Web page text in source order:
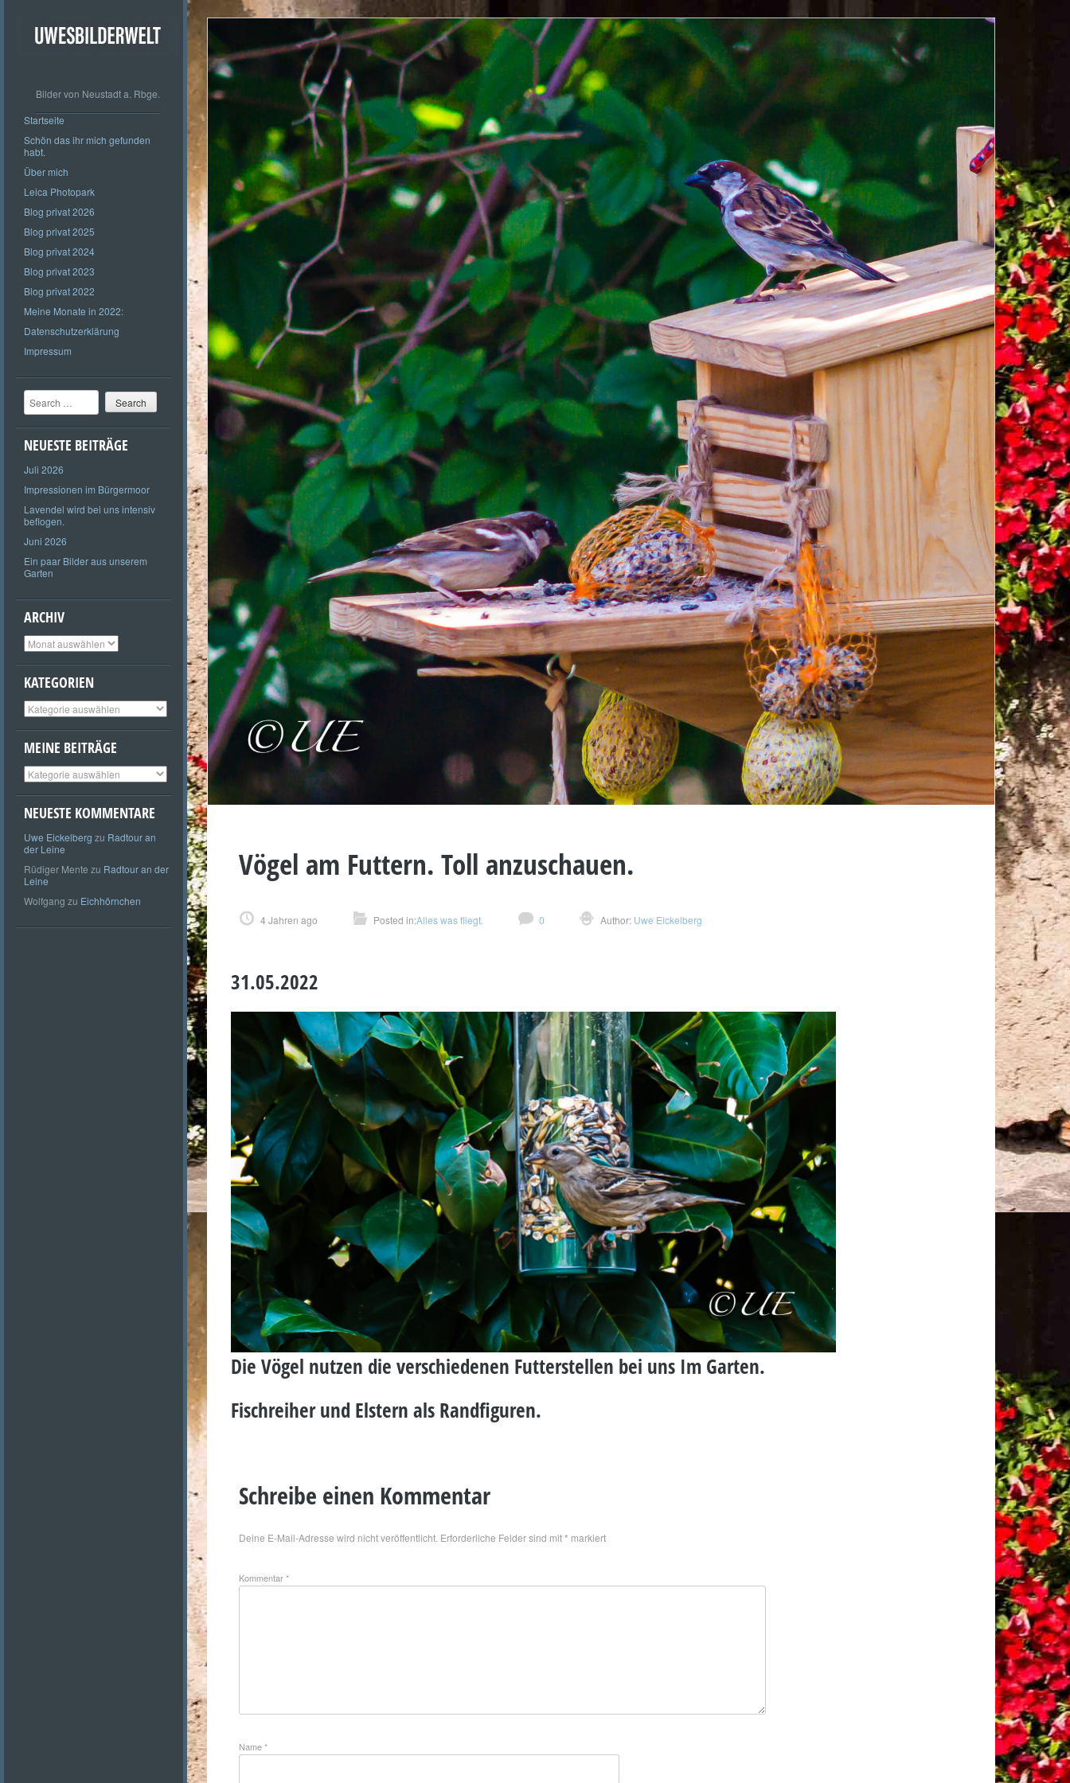
Bilder von Neustadt a. Rbge.
Startseite
Schön das ihr mich gefunden
habt.
Über mich
Leica Photopark
Blog privat 2026
Blog privat 2025
Blog privat 2024
Blog privat 2023
Blog privat 2022
Meine Monate in 2022:
Datenschutzerklärung
Impressum
Search
NEUESTE BEITRÄGE
Juli 2026
Impressionen im Bürgermoor
Lavendel wird bei uns intensiv
beflogen.
Juni 2026
Ein paar Bilder aus unserem
Garten
ARCHIV
Archiv
KATEGORIEN
Kategorien
MEINE BEITRÄGE
Meine
Beiträge
NEUESTE KOMMENTARE
Uwe Eickelberg zu Radtour an
der Leine
Rüdiger Mente zu Radtour an der
Leine
Wolfgang zu Eichhörnchen
Vögel am Futtern. Toll anzuschauen.
4 Jahren ago Posted in:Alles was fliegt. 0 Author: Uwe Eickelberg
31.05.2022
Die Vögel nutzen die verschiedenen Futterstellen bei uns Im Garten.
Fischreiher und Elstern als Randfiguren.
Schreibe einen Kommentar
Deine E-Mail-Adresse wird nicht veröffentlicht. Erforderliche Felder sind mit* markiert
Kommentar*
Name*